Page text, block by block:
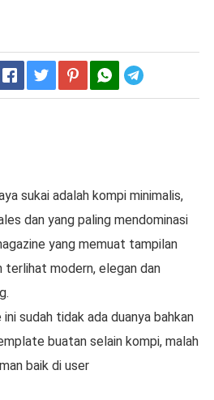
sukai adalah kompi minimalis,
dan yang paling mendominasi
yang memuat tampilan
terlihat modern, elegan dan
sudah tidak ada duanya bahkan
buatan selain kompi, malah
baik di user